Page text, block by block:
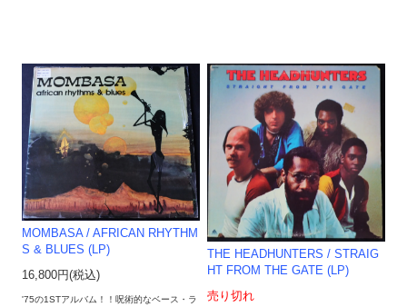
MOMBASA / AFRICAN RHYTHM
S & BLUES (LP)
16,800円(税込)
'75の1STアルバム！！呪術的なベース・ラ
THE HEADHUNTERS / STRAIG
HT FROM THE GATE (LP)
売り切れ